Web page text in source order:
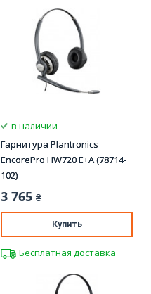
в наличии
Гарнитура Plantronics
EncorePro HW720 E+A (78714-
102)
3 765 ₴
Купить
Бесплатная доставка